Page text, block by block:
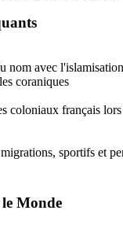
nom avec
coraniques
coloniaux français lors
sportifs et
Monde